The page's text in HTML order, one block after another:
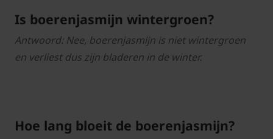
Is boerenjasmijn wintergroen?
Antwoord: Nee, boerenjasmijn is niet wintergroen
en verliest dus zijn bladeren in de winter.
Hoe lang bloeit de boerenjasmijn?